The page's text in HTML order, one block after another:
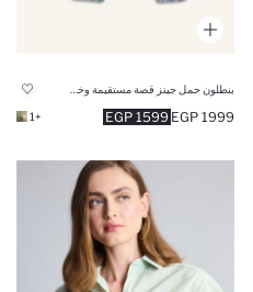
1599 EGP 1999 EGP
+1